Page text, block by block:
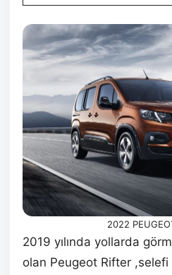
2022
2019 yılında yollarda
olan Peugeot Rifter